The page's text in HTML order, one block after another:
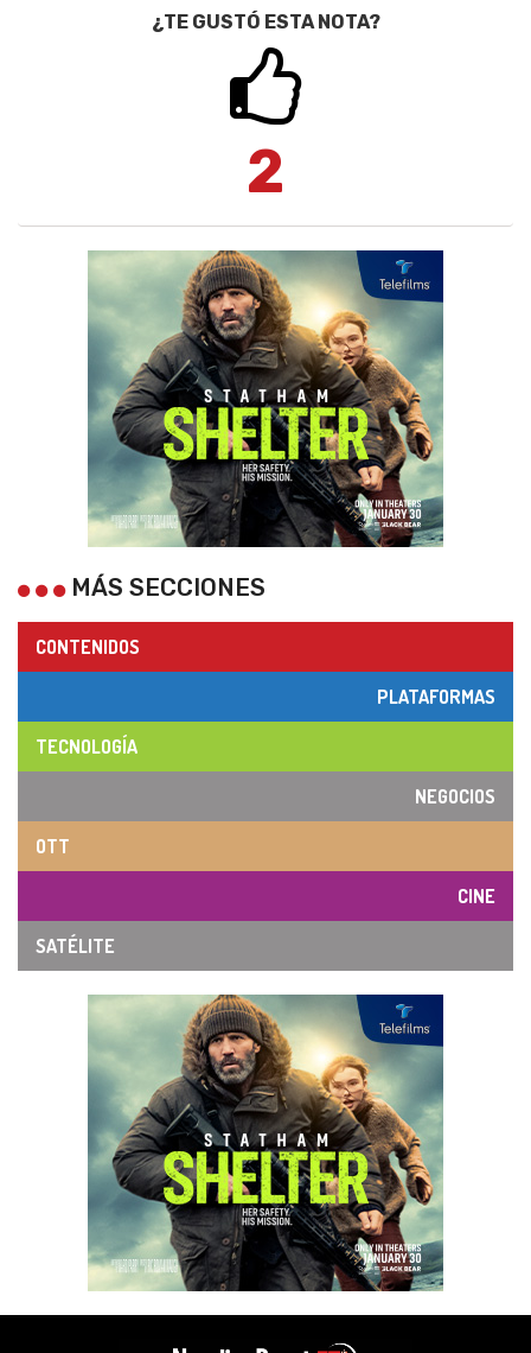
¿TE GUSTÓ ESTA NOTA?
2
MÁS SECCIONES
CONTENIDOS
PLATAFORMAS
TECNOLOGÍA
NEGOCIOS
OTT
CINE
SATÉLITE